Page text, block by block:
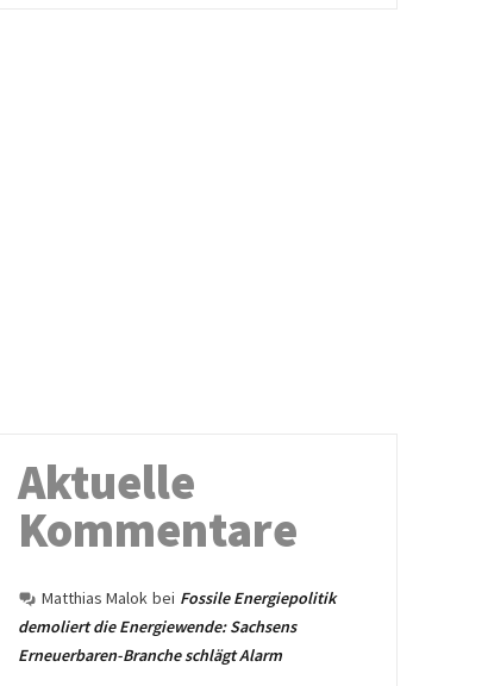
Aktuelle
Kommentare
Matthias Malok bei Fossile Energiepolitik
demoliert die Energiewende: Sachsens
Erneuerbaren-Branche schlägt Alarm